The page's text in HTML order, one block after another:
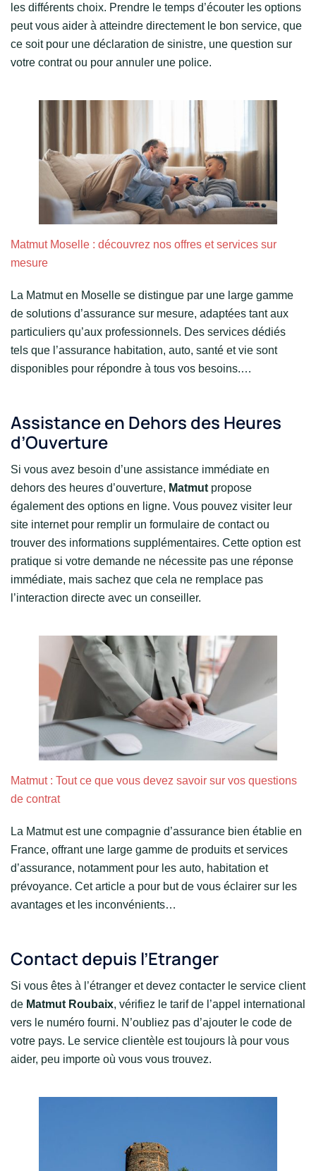
les différents choix. Prendre le temps d’écouter les options
peut vous aider à atteindre directement le bon service, que
ce soit pour une déclaration de sinistre, une question sur
votre contrat ou pour annuler une police.
Matmut Moselle : découvrez nos offres et services sur
mesure
La Matmut en Moselle se distingue par une large gamme
de solutions d’assurance sur mesure, adaptées tant aux
particuliers qu’aux professionnels. Des services dédiés
tels que l’assurance habitation, auto, santé et vie sont
disponibles pour répondre à tous vos besoins.…
Assistance en Dehors des Heures
d’Ouverture
Si vous avez besoin d’une assistance immédiate en
dehors des heures d’ouverture, Matmut propose
également des options en ligne. Vous pouvez visiter leur
site internet pour remplir un formulaire de contact ou
trouver des informations supplémentaires. Cette option est
pratique si votre demande ne nécessite pas une réponse
immédiate, mais sachez que cela ne remplace pas
l’interaction directe avec un conseiller.
Matmut : Tout ce que vous devez savoir sur vos questions
de contrat
La Matmut est une compagnie d’assurance bien établie en
France, offrant une large gamme de produits et services
d’assurance, notamment pour les auto, habitation et
prévoyance. Cet article a pour but de vous éclairer sur les
avantages et les inconvénients…
Contact depuis l’Etranger
Si vous êtes à l’étranger et devez contacter le service client
de Matmut Roubaix, vérifiez le tarif de l’appel international
vers le numéro fourni. N’oubliez pas d’ajouter le code de
votre pays. Le service clientèle est toujours là pour vous
aider, peu importe où vous vous trouvez.